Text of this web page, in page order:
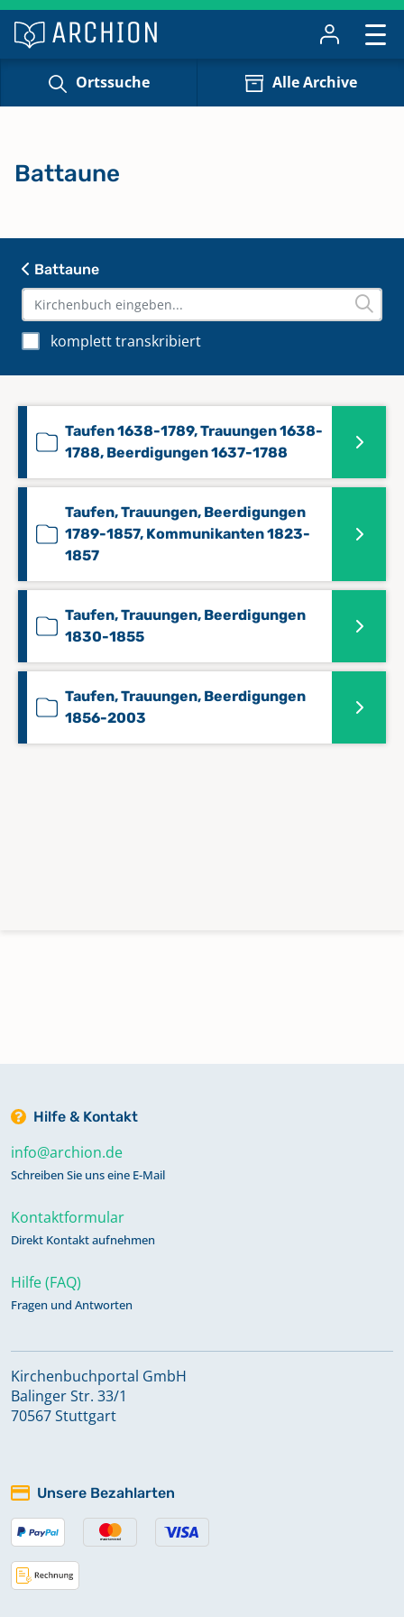
Ortssuche Alle Archive
Battaune
komplett transkribiert
Taufen 1638-1789, Trauungen 1638-
1788, Beerdigungen 1637-1788
Taufen, Trauungen, Beerdigungen
1789-1857, Kommunikanten 1823-
1857
Taufen, Trauungen, Beerdigungen
1830-1855
Taufen, Trauungen, Beerdigungen
1856-2003
Battaune
Hilfe & Kontakt
info@archion.de
Schreiben Sie uns eine E-Mail
Kontaktformular
Direkt Kontakt aufnehmen
Hilfe (FAQ)
Fragen und Antworten
Kirchenbuchportal GmbH
Balinger Str. 33/1
70567 Stuttgart
Unsere Bezahlarten